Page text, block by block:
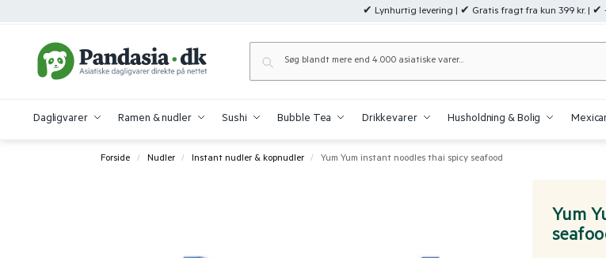
✔ Lynhurtig levering | ✔ Gratis fragt fra kun 399 kr. | ✔
Dagligvarer Ramen & nudler Sushi Bubble Tea Drikkevarer Husholdning & Bolig
Forside / Nudler / Instant nudler & kopnudler / Yum Yum instant noodles thai spicy seafood
Yum